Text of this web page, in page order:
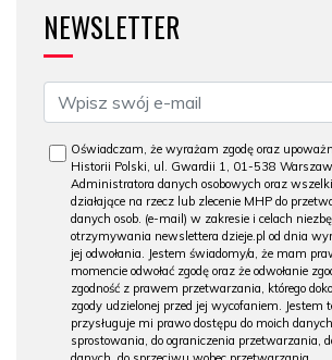
NEWSLETTER
Oświadczam, że wyrażam zgodę oraz
Historii Polski, ul. Gwardii 1, 01-538
Administratora danych osobowych oraz
działające na rzecz lub zlecenie MHP do
danych osob. (e-mail) w zakresie i celach
otrzymywania newslettera dzieje.pl od dnia
jej odwołania. Jestem świadomy/a, że mam
momencie odwołać zgodę oraz że odwołanie
zgodność z prawem przetwarzania, którego
zgody udzielonej przed jej wycofaniem. Jestem
przysługuje mi prawo dostępu do moich
sprostowania, do ograniczenia przetwarzania,